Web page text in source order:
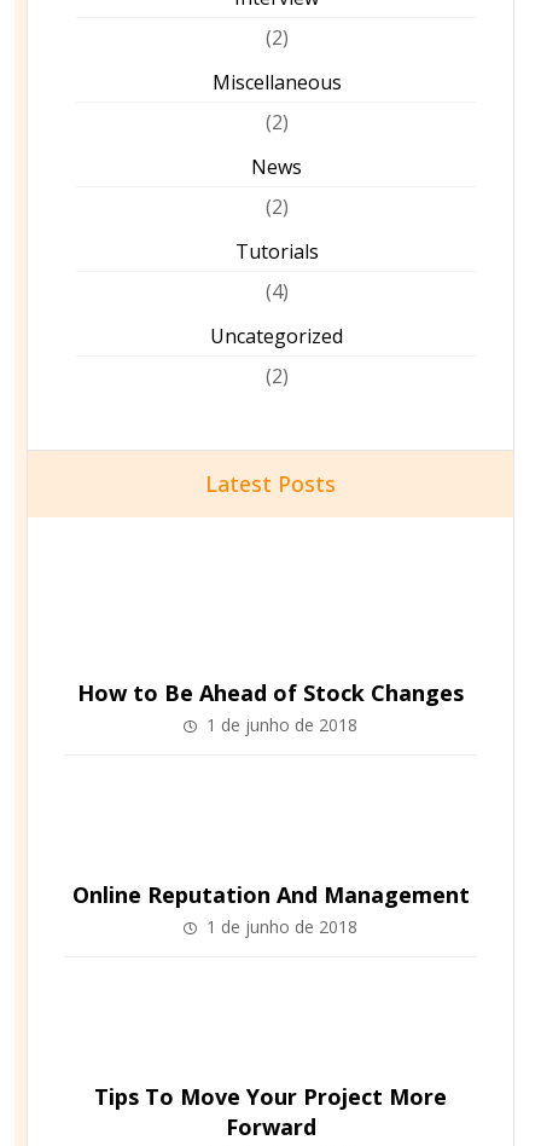
(2)
Miscellaneous
(2)
News
(2)
Tutorials
(4)
Uncategorized
(2)
Latest Posts
How to Be Ahead of Stock Changes
1 de junho de 2018
Online Reputation And Management
1 de junho de 2018
Tips To Move Your Project More
Forward